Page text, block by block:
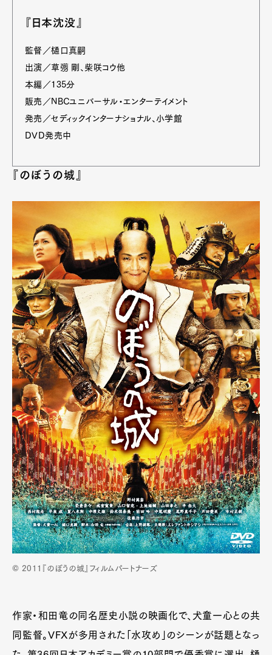
『日本沈没』
監督／樋口真嗣
出演／草彅 剛、柴咲コウ他
本編／135分
販売／NBCユニバーサル・エンターテイメント
発売／セディックインターナショナル、小学館
DVD発売中
『のぼうの城』
© 2011『のぼうの城』フィルムパートナーズ
作家・和田竜の同名歴史小説の映画化で、犬童一心との共
同監督。VFXが多用された「水攻め」のシーンが話題となっ